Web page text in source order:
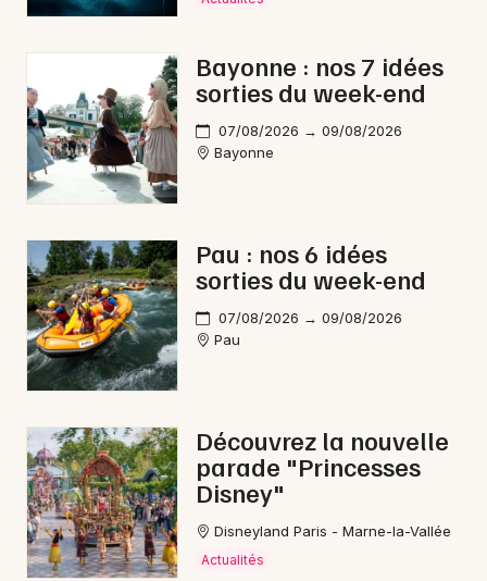
Sorties famille
Sorties & loisirs
Electro dans les Pyrénées-Atlantiques
Electro en Nouvelle-Aquitaine
Artistes en tournée
Actus à Orthez
Magazine à Orthez
Bayonne : nos 7 idées
sorties du week-end
07/08/2026 → 09/08/2026
Bayonne
Pau : nos 6 idées
sorties du week-end
07/08/2026 → 09/08/2026
Pau
Découvrez la nouvelle
parade "Princesses
Disney"
Disneyland Paris - Marne-la-Vallée
Actualités